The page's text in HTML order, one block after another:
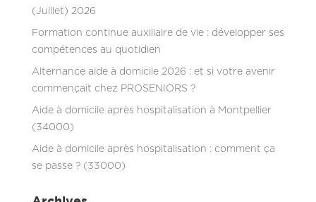
(Juillet) 2026
Formation continue auxiliaire de vie : développer ses
compétences au quotidien
Alternance aide à domicile 2026 : et si votre avenir
commençait chez PROSENIORS ?
Aide à domicile après hospitalisation à Montpellier
(34000)
Aide à domicile après hospitalisation : comment ça
se passe ? (33000)